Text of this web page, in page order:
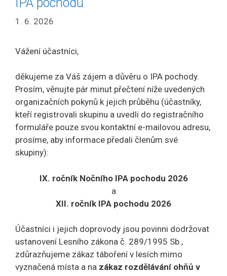
1. 6. 2026
Vážení účastníci,
děkujeme za Váš zájem a důvěru o IPA pochody.
Prosím, věnujte pár minut přečtení níže uvedených
organizačních pokynů k jejich průběhu (účastníky,
kteří registrovali skupinu a uvedli do registračního
formuláře pouze svou kontaktní e-mailovou adresu,
prosíme, aby informace předali členům své
skupiny):
IX. ročník Nočního IPA pochodu 2026
a
XII. ročník IPA pochodu 2026
Účastníci i jejich doprovody jsou povinni dodržovat
ustanovení Lesního zákona č. 289/1995 Sb.,
zdůrazňujeme zákaz táboření v lesích mimo
vyznačená místa a na zákaz rozdělávání ohňů v